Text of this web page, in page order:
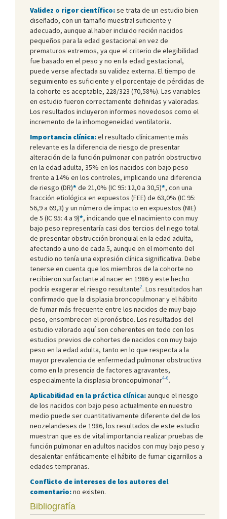
Validez o rigor científico:se trata de un estudio bien
diseñado, con un tamaño muestral suficiente y
adecuado, aunque al haber incluido recién nacidos
pequeños para la edad gestacional en vez de
prematuros extremos, ya que el criterio de elegibilidad
fue basado en el peso y no en la edad gestacional,
puede verse afectada su validez externa. El tiempo de
seguimiento es suficiente y el porcentaje de pérdidas de
la cohorte es aceptable, 228/323 (70,58%). Las variables
en estudio fueron correctamente definidas y valoradas.
Los resultados incluyeron informes novedosos como el
incremento de la inhomogeneidad ventilatoria.
Importancia clínica:el resultado clínicamente más
relevante es la diferencia de riesgo de presentar
alteración de la función pulmonar con patrón obstructivo
en la edad adulta, 35% en los nacidos con bajo peso
frente a 14% en los controles, implicando una diferencia
de riesgo (DR)* de 21,0% (IC 95: 12,0 a 30,5)*, con una
fracción etiológica en expuestos (FEE) de 63,0% (IC 95:
56,9 a 69,3) y un número de impacto en expuestos (NIE)
de 5 (IC 95: 4 a 9)*, indicando que el nacimiento con muy
bajo peso representaría casi dos tercios del riego total
de presentar obstrucción bronquial en la edad adulta,
afectando a uno de cada 5, aunque en el momento del
estudio no tenía una expresión clínica significativa. Debe
tenerse en cuenta que los miembros de la cohorte no
recibieron surfactante al nacer en 1986 y este hecho
podría exagerar el riesgo resultante2. Los resultados han
confirmado que la displasia broncopulmonar y el hábito
de fumar más frecuente entre los nacidos de muy bajo
peso, ensombrecen el pronóstico. Los resultados del
estudio valorado aquí son coherentes en todo con los
estudios previos de cohortes de nacidos con muy bajo
peso en la edad adulta, tanto en lo que respecta a la
mayor prevalencia de enfermedad pulmonar obstructiva
como en la presencia de factores agravantes,
especialmente la displasia broncopulmonar4-6.
Aplicabilidad en la práctica clínica:aunque el riesgo
de los nacidos con bajo peso actualmente en nuestro
medio puede ser cuantitativamente diferente del de los
neozelandeses de 1986, los resultados de este estudio
muestran que es de vital importancia realizar pruebas de
función pulmonar en adultos nacidos con muy bajo peso y
desalentar enfáticamente el hábito de fumar cigarrillos a
edades tempranas.
Conflicto de intereses de los autores del
comentario:no existen.
Bibliografía